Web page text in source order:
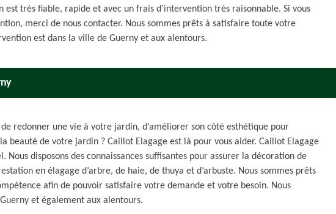
est très fiable, rapide et avec un frais d’intervention très raisonnable. Si vous
merci de nous contacter. Nous sommes prêts à satisfaire toute votre
est dans la ville de Guerny et aux alentours.
de redonner une vie à votre jardin, d’améliorer son côté esthétique pour
beauté de votre jardin ? Caillot Elagage est là pour vous aider. Caillot Elagage
Nous disposons des connaissances suffisantes pour assurer la décoration de
en élagage d’arbre, de haie, de thuya et d’arbuste. Nous sommes prêts
afin de pouvoir satisfaire votre demande et votre besoin. Nous
et également aux alentours.